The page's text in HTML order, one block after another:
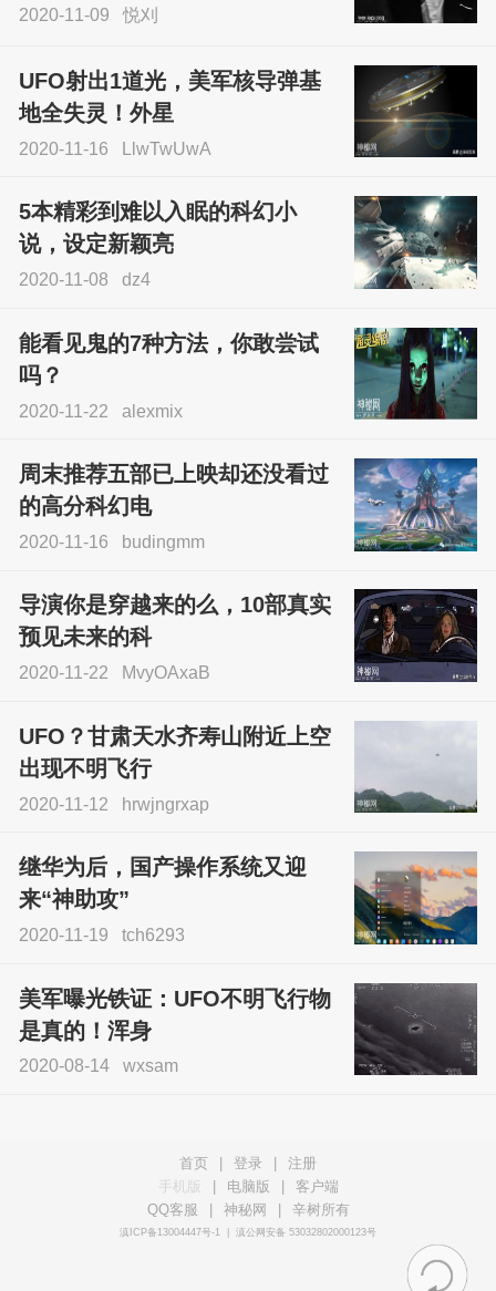
2020-11-09 悦刈
UFO射出1道光，美军核导弹基
地全失灵！外星
2020-11-16 LlwTwUwA
5本精彩到难以入眠的科幻小
说，设定新颖亮
2020-11-08 dz4
能看见鬼的7种方法，你敢尝试
吗？
2020-11-22 alexmix
周末推荐五部已上映却还没看过
的高分科幻电
2020-11-16 budingmm
导演你是穿越来的么，10部真实
预见未来的科
2020-11-22 MvyOAxaB
UFO？甘肃天水齐寿山附近上空
出现不明飞行
2020-11-12 hrwjngrxap
继华为后，国产操作系统又迎
来“神助攻”
2020-11-19 tch6293
美军曝光铁证：UFO不明飞行物
是真的！浑身
2020-08-14 wxsam
首页 登录
注册
手机版
电脑版
客户端
QQ客服
神秘网 辛树所有
滇ICP备13004447号-1 滇公网安备 53032802000123号